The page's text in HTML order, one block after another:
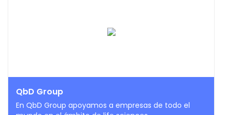
QbD Group
En QbD Group apoyamos a empresas de todo el